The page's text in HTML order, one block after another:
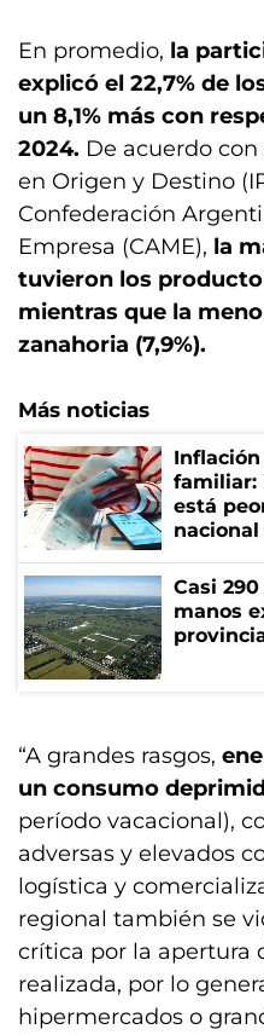
En promedio, la
explicó el 22,7% de
un 8,1% más con
2024. De acuerdo
en Origen y Destino
Confederación
Empresa (CAME), la
tuvieron los
mientras que la
zanahoria (7,9%).
Más noticias
familiar:
está
Casi
manos
“A grandes rasgos,
un consumo
período vacacional),
adversas y elevados
logística y
regional también se
crítica por la apertura
realizada, por lo
hipermercados o